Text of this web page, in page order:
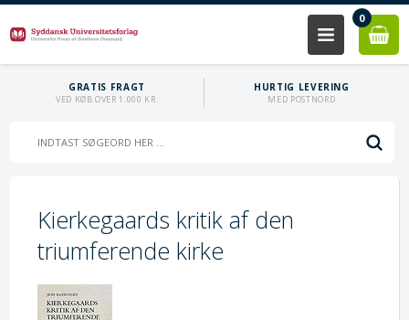
0
GRATIS FRAGT
VED KØB OVER 1.000 KR.
HURTIG LEVERING
MED POSTNORD
Kierkegaards kritik af den
triumferende kirke